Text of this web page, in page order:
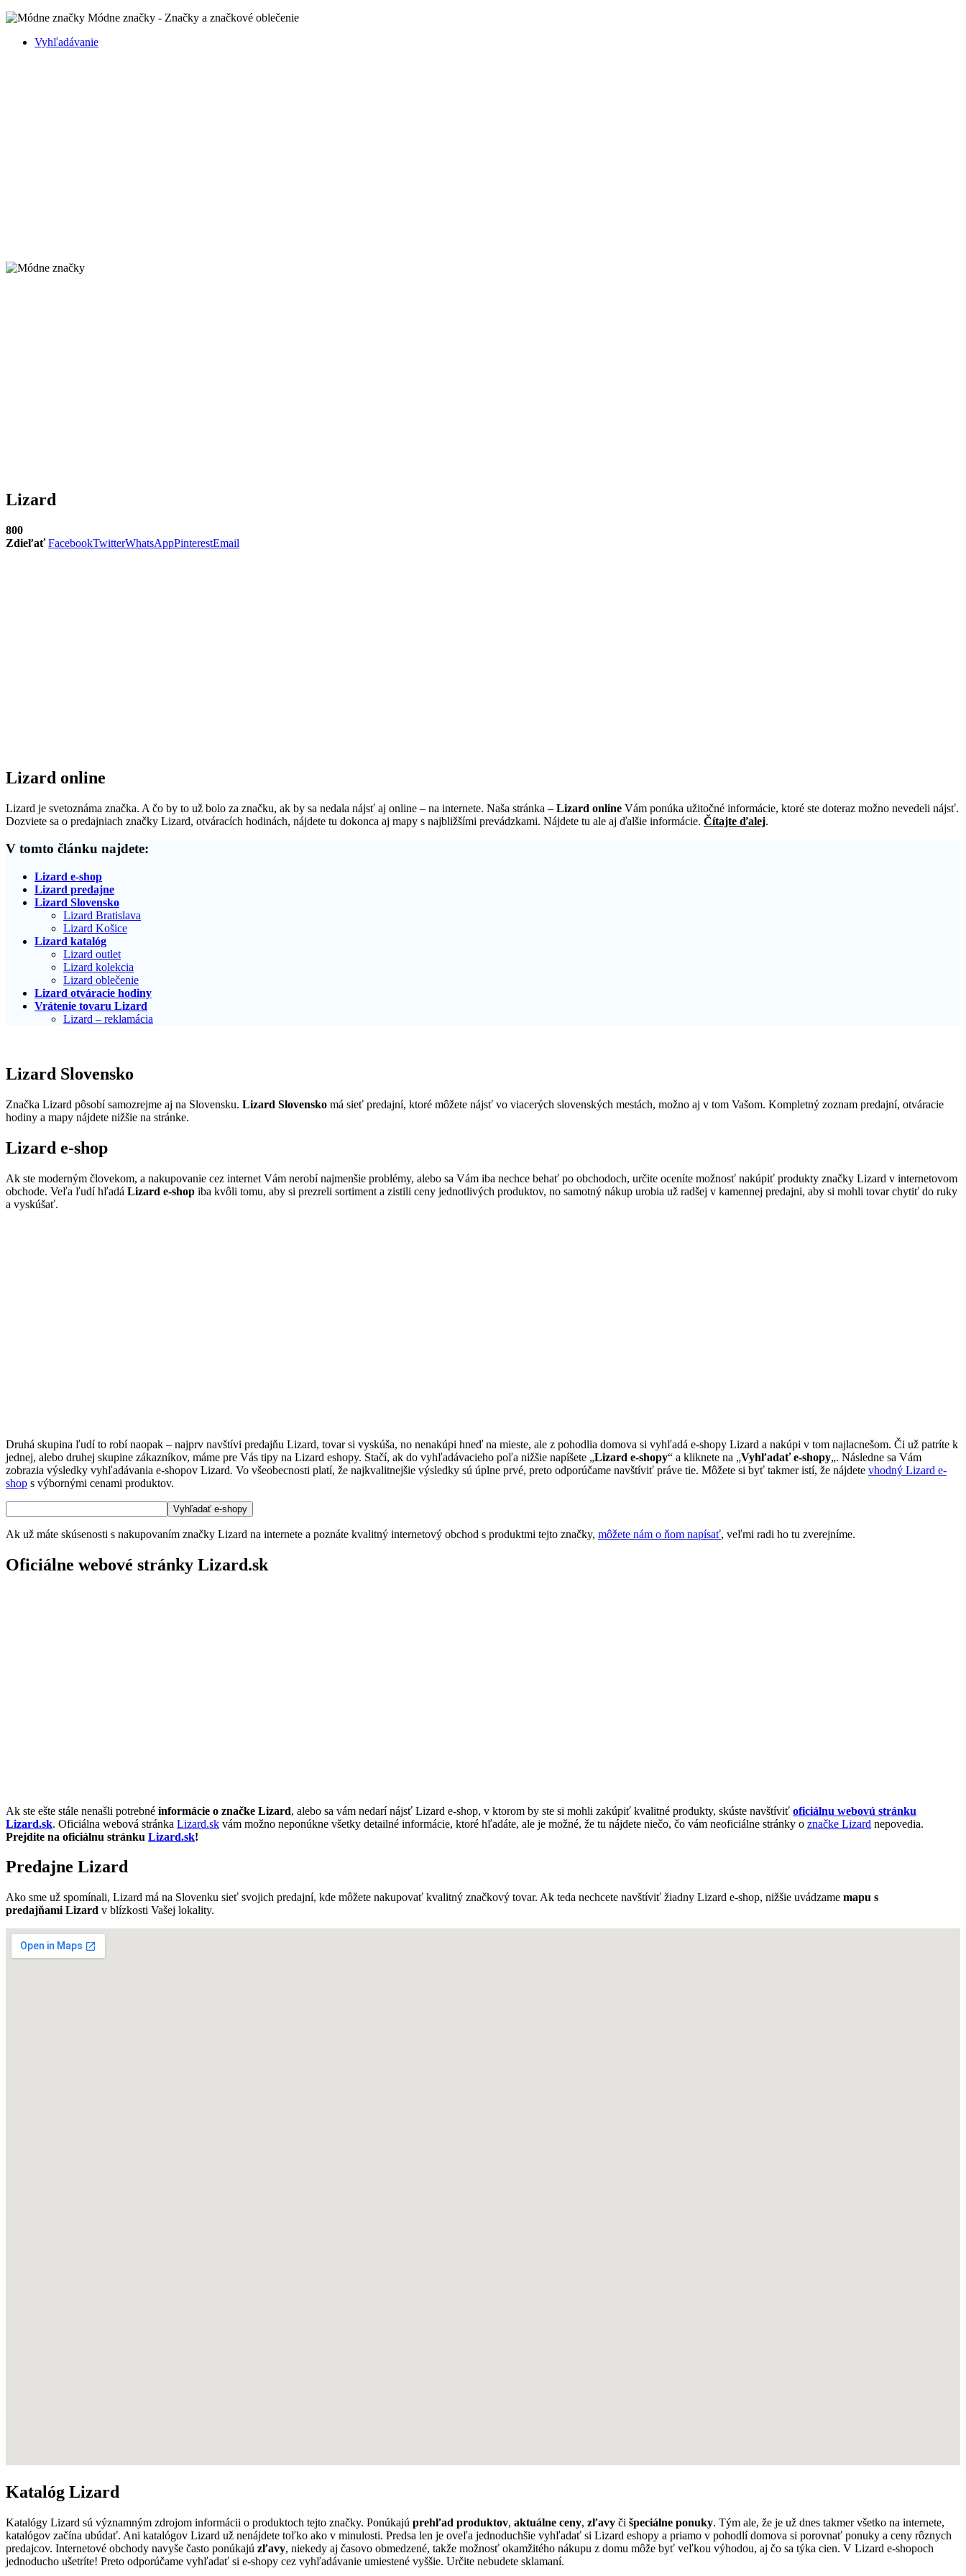
Módne značky - Značky a značkové oblečenie
Vyhľadávanie
Lizard
800
Zdieľať FacebookTwitterWhatsAppPinterestEmail
Lizard online
Lizard je svetoznáma značka. A čo by to už bolo za značku, ak by sa nedala nájsť aj online – na internete. Naša stránka – Lizard online Vám ponúka užitočné informácie, ktoré ste doteraz možno nevedeli nájsť.
Dozviete sa o predajniach značky Lizard, otváracích hodinách, nájdete tu dokonca aj mapy s najbližšími prevádzkami. Nájdete tu ale aj ďalšie informácie. Čítajte ďalej.
V tomto článku najdete:
Lizard e-shop
Lizard predajne
Lizard Slovensko
Lizard Bratislava
Lizard Košice
Lizard katalóg
Lizard outlet
Lizard kolekcia
Lizard oblečenie
Lizard otváracie hodiny
Vrátenie tovaru Lizard
Lizard – reklamácia
Lizard Slovensko
Značka Lizard pôsobí samozrejme aj na Slovensku. Lizard Slovensko má sieť predajní, ktoré môžete nájsť vo viacerých slovenských mestách, možno aj v tom Vašom. Kompletný zoznam predajní, otváracie
hodiny a mapy nájdete nižšie na stránke.
Lizard e-shop
Ak ste moderným človekom, a nakupovanie cez internet Vám nerobí najmenšie problémy, alebo sa Vám iba nechce behať po obchodoch, určite oceníte možnosť nakúpiť produkty značky Lizard v internetovom
obchode. Veľa ľudí hľadá Lizard e-shop iba kvôli tomu, aby si prezreli sortiment a zistili ceny jednotlivých produktov, no samotný nákup urobia už radšej v kamennej predajni, aby si mohli tovar chytiť do ruky
a vyskúšať.
Druhá skupina ľudí to robí naopak – najprv navštívi predajňu Lizard, tovar si vyskúša, no nenakúpi hneď na mieste, ale z pohodlia domova si vyhľadá e-shopy Lizard a nakúpi v tom najlacnešom. Či už patríte k
jednej, alebo druhej skupine zákazníkov, máme pre Vás tipy na Lizard eshopy. Stačí, ak do vyhľadávacieho poľa nižšie napíšete „Lizard e-shopy“ a kliknete na „Vyhľadať e-shopy„. Následne sa Vám
zobrazia výsledky vyhľadávania e-shopov Lizard. Vo všeobecnosti platí, že najkvalitnejšie výsledky sú úplne prvé, preto odporúčame navštíviť práve tie. Môžete si byť takmer istí, že nájdete vhodný Lizard e-
shop s výbornými cenami produktov.
Ak už máte skúsenosti s nakupovaním značky Lizard na internete a poznáte kvalitný internetový obchod s produktmi tejto značky, môžete nám o ňom napísať, veľmi radi ho tu zverejníme.
Oficiálne webové stránky Lizard.sk
Ak ste ešte stále nenašli potrebné informácie o značke Lizard, alebo sa vám nedarí nájsť Lizard e-shop, v ktorom by ste si mohli zakúpiť kvalitné produkty, skúste navštíviť oficiálnu webovú stránku
Lizard.sk. Oficiálna webová stránka Lizard.sk vám možno neponúkne všetky detailné informácie, ktoré hľadáte, ale je možné, že tu nájdete niečo, čo vám neoficiálne stránky o značke Lizard nepovedia.
Prejdite na oficiálnu stránku Lizard.sk!
Predajne Lizard
Ako sme už spomínali, Lizard má na Slovenku sieť svojich predajní, kde môžete nakupovať kvalitný značkový tovar. Ak teda nechcete navštíviť žiadny Lizard e-shop, nižšie uvádzame mapu s
predajňami Lizard v blízkosti Vašej lokality.
Katalóg Lizard
Katalógy Lizard sú významným zdrojom informácii o produktoch tejto značky. Ponúkajú prehľad produktov, aktuálne ceny, zľavy či špeciálne ponuky. Tým ale, že je už dnes takmer všetko na internete,
katalógov začína ubúdať. Ani katalógov Lizard už nenájdete toľko ako v minulosti. Predsa len je oveľa jednoduchšie vyhľadať si Lizard eshopy a priamo v pohodlí domova si porovnať ponuky a ceny rôznych
predajcov. Internetové obchody navyše často ponúkajú zľavy, niekedy aj časovo obmedzené, takže možnosť okamžitého nákupu z domu môže byť veľkou výhodou, aj čo sa týka cien. V Lizard e-shopoch
jednoducho ušetríte! Preto odporúčame vyhľadať si e-shopy cez vyhľadávanie umiestené vyššie. Určite nebudete sklamaní.